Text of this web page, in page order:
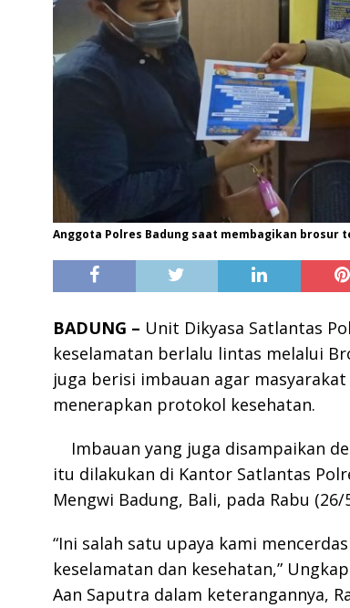
Anggota Polres Badung saat membagikan brosur
BADUNG – Unit Dikyasa Satlantas
keselamatan berlalu lintas melalui
juga berisi imbauan agar
menerapkan protokol kesehatan.
Imbauan yang juga disampaikan
itu dilakukan di Kantor Satlantas
Mengwi Badung, Bali, pada Rabu (26/
“Ini salah satu upaya kami
keselamatan dan kesehatan,”
Aan Saputra dalam keterangannya,